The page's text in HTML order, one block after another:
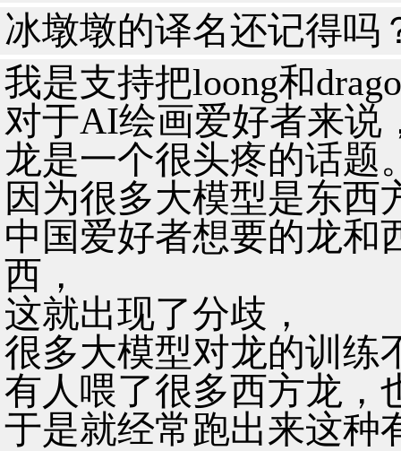
冰墩墩的译名还记得吗
我是支持把loong和
对于AI绘画爱好者来说
龙是一个很头疼的话题
因为很多大模型是东
中国爱好者想要的龙和
西，
这就出现了分歧，
很多大模型对龙的训练
有人喂了很多西方龙，
于是就经常跑出来这种